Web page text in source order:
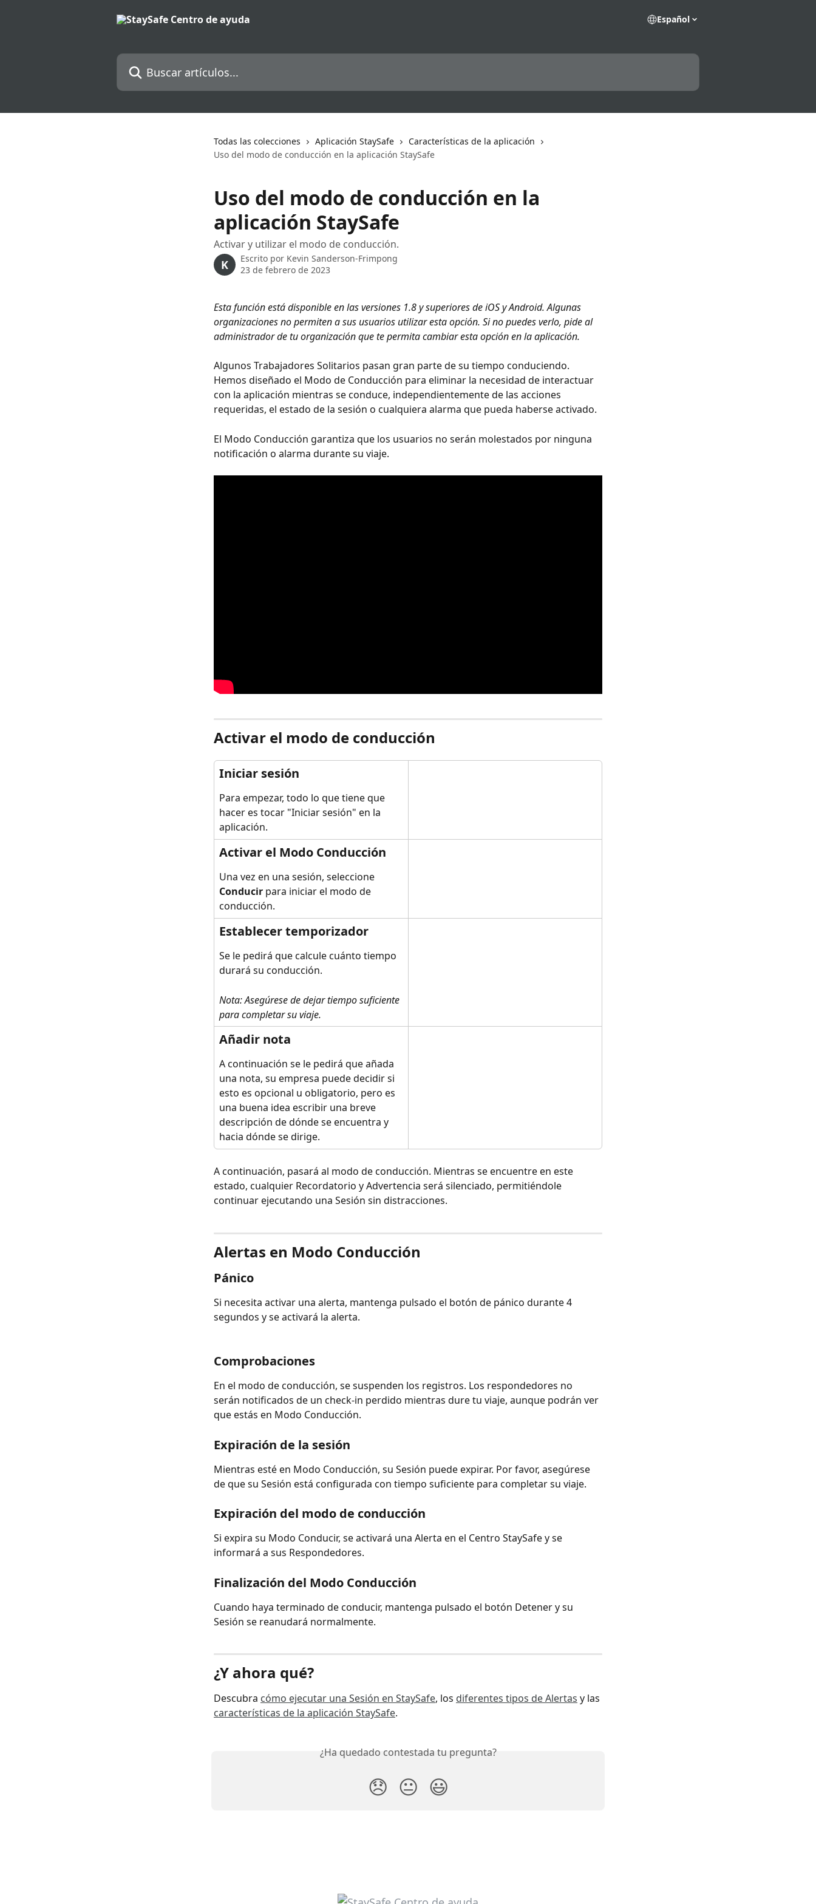
Español
Buscar artículos...
Todas las colecciones Aplicación StaySafe
Características de la aplicación
Uso del modo de conducción en la aplicación StaySafe
Uso del modo de conducción en la
aplicación StaySafe
Activar y utilizar el modo de conducción.
K Escrito por Kevin Sanderson-Frimpong
23 de febrero de 2023
Esta función está disponible en las versiones 1.8 y superiores de iOS y Android. Algunas
organizaciones no permiten a sus usuarios utilizar esta opción. Si no puedes verlo, pide al
administrador de tu organización que te permita cambiar esta opción en la aplicación.
Algunos Trabajadores Solitarios pasan gran parte de su tiempo conduciendo.
Hemos diseñado el Modo de Conducción para eliminar la necesidad de interactuar
con la aplicación mientras se conduce, independientemente de las acciones
requeridas, el estado de la sesión o cualquiera alarma que pueda haberse activado.
El Modo Conducción garantiza que los usuarios no serán molestados por ninguna
notificación o alarma durante su viaje.
Activar el modo de conducción
Iniciar sesión
Para empezar, todo lo que tiene que
hacer es tocar "Iniciar sesión" en la
aplicación.
Activar el Modo Conducción
Una vez en una sesión, seleccione
Conducir para iniciar el modo de
conducción.
Establecer temporizador
Se le pedirá que calcule cuánto tiempo
durará su conducción.
Nota: Asegúrese de dejar tiempo suficiente
para completar su viaje.
Añadir nota
A continuación se le pedirá que añada
una nota, su empresa puede decidir si
esto es opcional u obligatorio, pero es
una buena idea escribir una breve
descripción de dónde se encuentra y
hacia dónde se dirige.
A continuación, pasará al modo de conducción. Mientras se encuentre en este
estado, cualquier Recordatorio y Advertencia será silenciado, permitiéndole
continuar ejecutando una Sesión sin distracciones.
Alertas en Modo Conducción
Pánico
Si necesita activar una alerta, mantenga pulsado el botón de pánico durante 4
segundos y se activará la alerta.
Comprobaciones
En el modo de conducción, se suspenden los registros. Los respondedores no
serán notificados de un check-in perdido mientras dure tu viaje, aunque podrán ver
que estás en Modo Conducción.
Expiración de la sesión
Mientras esté en Modo Conducción, su Sesión puede expirar. Por favor, asegúrese
de que su Sesión está configurada con tiempo suficiente para completar su viaje.
Expiración del modo de conducción
Si expira su Modo Conducir, se activará una Alerta en el Centro StaySafe y se
informará a sus Respondedores.
Finalización del Modo Conducción
Cuando haya terminado de conducir, mantenga pulsado el botón Detener y su
Sesión se reanudará normalmente.
¿Y ahora qué?
Descubra cómo ejecutar una Sesión en StaySafe, los diferentes tipos de Alertas y las
características de la aplicación StaySafe.
¿Ha quedado contestada tu pregunta?
😞 😐 😃